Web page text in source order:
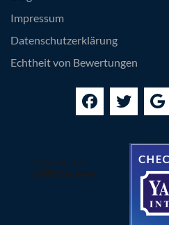
Impressum
Datenschutzerklärung
Echtheit von Bewertungen